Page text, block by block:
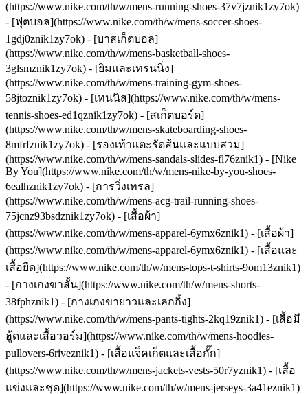
(https://www.nike.com/th/w/mens-running-shoes-37v7jznik1zy7ok)
- [ฟุตบอล](https://www.nike.com/th/w/mens-soccer-shoes-
1gdj0znik1zy7ok) - [บาสเก็ตบอล]
(https://www.nike.com/th/w/mens-basketball-shoes-
3glsmznik1zy7ok) - [ยิมและเทรนนิ่ง]
(https://www.nike.com/th/w/mens-training-gym-shoes-
58jtoznik1zy7ok) - [เทนนิส](https://www.nike.com/th/w/mens-
tennis-shoes-ed1qznik1zy7ok) - [สเก็ตบอร์ด]
(https://www.nike.com/th/w/mens-skateboarding-shoes-
8mfrfznik1zy7ok) - [รองเท้าแตะรัดส้นและแบบสวม]
(https://www.nike.com/th/w/mens-sandals-slides-fl76znik1) - [Nike
By You](https://www.nike.com/th/w/mens-nike-by-you-shoes-
6ealhznik1zy7ok) - [การวิ่งเทรล]
(https://www.nike.com/th/w/mens-acg-trail-running-shoes-
75jcnz93bsdznik1zy7ok) - [เสื้อผ้า]
(https://www.nike.com/th/w/mens-apparel-6ymx6znik1) - [เสื้อผ้า]
(https://www.nike.com/th/w/mens-apparel-6ymx6znik1) - [เสื้อและ
เสื้อยืด](https://www.nike.com/th/w/mens-tops-t-shirts-9om13znik1)
- [กางเกงขาสั้น](https://www.nike.com/th/w/mens-shorts-
38fphznik1) - [กางเกงขายาวและเลกกิ้ง]
(https://www.nike.com/th/w/mens-pants-tights-2kq19znik1) - [เสื้อมี
ฮู้ดและเสื้อวอร์ม](https://www.nike.com/th/w/mens-hoodies-
pullovers-6riveznik1) - [เสื้อแจ็คเก็ตและเสื้อกั๊ก]
(https://www.nike.com/th/w/mens-jackets-vests-50r7yznik1) - [เสื้อ
แข่งและชุด](https://www.nike.com/th/w/mens-jerseys-3a41eznik1)